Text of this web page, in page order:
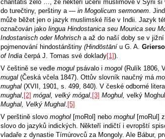
charitatis zelo …, že někteří učení muslimové v Sýrii si
do turečtiny, perštiny a — in Mogolicum sermonem.
může běžet jen o jazyk muslimské říše v Indii. Jazyk
označován jako lingua Hindostanica seu Mourica seu
Indostanisch oder Mohrisch a až do naší doby se v
pojmenování hindostánštiny (Hindōstāníu G. A.
of India čerpá J. Tomas své doklady[1]).
V češtině se vedle mogul psávalo i mogol (Rulík 1806,
mugal (Česká včela 1847). Ottův slovník naučný má
mughal (XVII, 1901, s. 499, 840). V české odborné
mughal, [2] mógal, velký mógal, [3] Moghul, velký Moghul
Mughal, Velký Mughal. [5]
V perštině slovo moghol [moRol] nebo moghul [moRul]
slovo do jazyků indických. Někteří indičtí i evropští
vladaře z dynastie Tímúrovců za Mongoly. Ale Bábur,